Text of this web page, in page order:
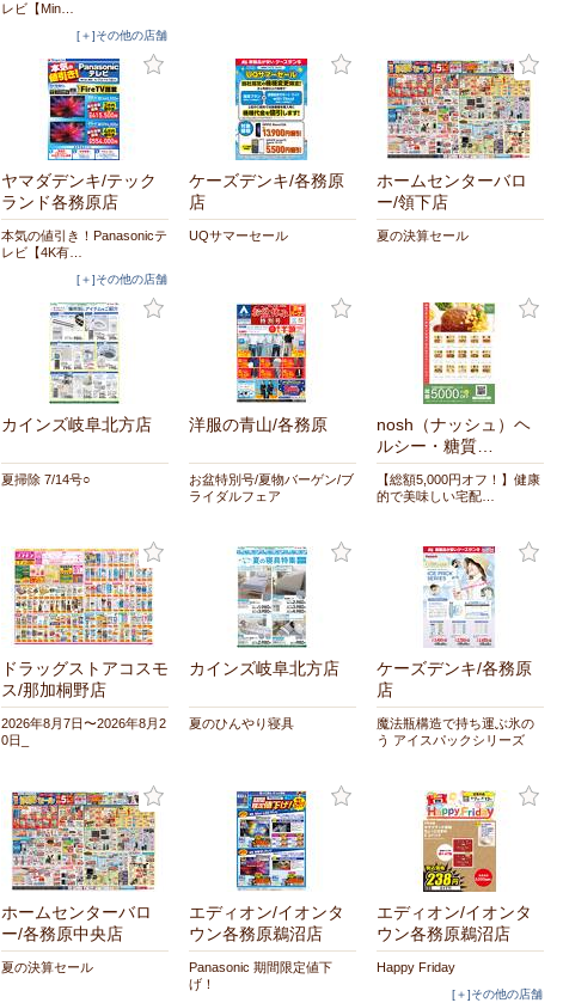
レビ【Min…
[＋]その他の店舗
ヤマダデンキ/テック
ランド各務原店
本気の値引き！Panasonicテ
レビ【4K有…
[＋]その他の店舗
ケーズデンキ/各務原
店
UQサマーセール
ホームセンターバロ
ー/領下店
夏の決算セール
カインズ岐阜北方店
夏掃除 7/14号○
洋服の青山/各務原
お盆特別号/夏物バーゲン/ブ
ライダルフェア
nosh（ナッシュ）ヘ
ルシー・糖質…
【総額5,000円オフ！】健康
的で美味しい宅配…
ドラッグストアコスモ
ス/那加桐野店
2026年8月7日〜2026年8月2
0日_
カインズ岐阜北方店
夏のひんやり寝具
ケーズデンキ/各務原
店
魔法瓶構造で持ち運ぶ氷の
う アイスパックシリーズ
ホームセンターバロ
ー/各務原中央店
夏の決算セール
エディオン/イオンタ
ウン各務原鵜沼店
Panasonic 期間限定値下
げ！
エディオン/イオンタ
ウン各務原鵜沼店
Happy Friday
[＋]その他の店舗